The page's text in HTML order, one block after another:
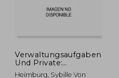
Verwaltungsaufgaben
Und Private:
Funktionen Und
Heimburg, Sybille Von